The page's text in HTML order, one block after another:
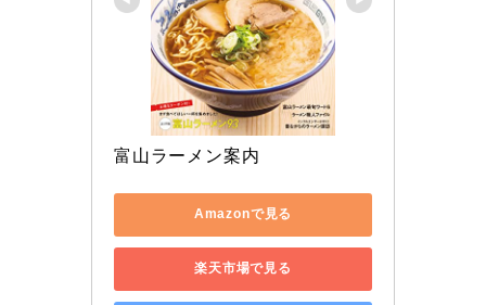
富山ラーメン案内
Amazonで見る
楽天市場で見る